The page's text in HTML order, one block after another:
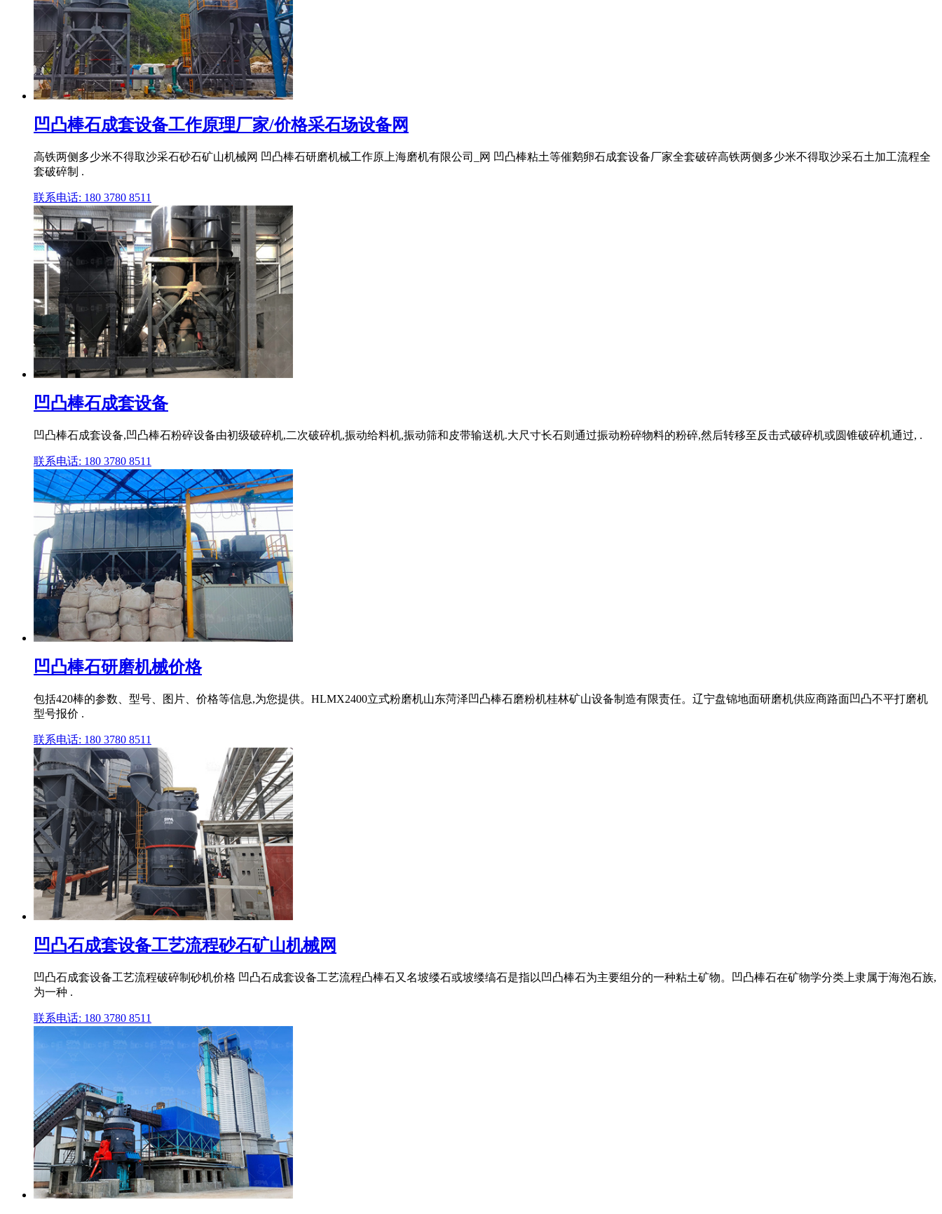
凹凸棒石成套设备工作原理厂家/价格采石场设备网
高铁两侧多少米不得取沙采石砂石矿山机械网 凹凸棒石研磨机械工作原上海磨机有限公司_网 凹凸棒粘土等催鹅卵石成套设备厂家全套破碎高铁两侧多少米不得取沙采石土加工流程全
套破碎制 .
联系电话: 180 3780 8511
凹凸棒石成套设备
凹凸棒石成套设备,凹凸棒石粉碎设备由初级破碎机,二次破碎机,振动给料机,振动筛和皮带输送机.大尺寸长石则通过振动粉碎物料的粉碎,然后转移至反击式破碎机或圆锥破碎机通过, .
联系电话: 180 3780 8511
凹凸棒石研磨机械价格
包括420棒的参数、型号、图片、价格等信息,为您提供。HLMX2400立式粉磨机山东菏泽凹凸棒石磨粉机桂林矿山设备制造有限责任。辽宁盘锦地面研磨机供应商路面凹凸不平打磨机
型号报价 .
联系电话: 180 3780 8511
凹凸石成套设备工艺流程砂石矿山机械网
凹凸石成套设备工艺流程破碎制砂机价格 凹凸石成套设备工艺流程凸棒石又名坡缕石或坡缕缟石是指以凹凸棒石为主要组分的一种粘土矿物。凹凸棒石在矿物学分类上隶属于海泡石族,
为一种 .
联系电话: 180 3780 8511